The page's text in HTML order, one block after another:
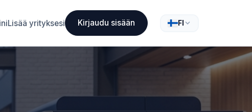
Lisää yrityksesi Kirjaudu sisään FI